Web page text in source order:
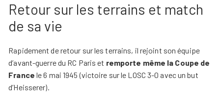
Retour sur les terrains et match
de sa vie
Rapidement de retour sur les terrains, il rejoint son équipe
d’avant-guerre du RC Paris et remporte même la Coupe de
France le 6 mai 1945 (victoire sur le LOSC 3-0 avec un but
d’Heisserer).